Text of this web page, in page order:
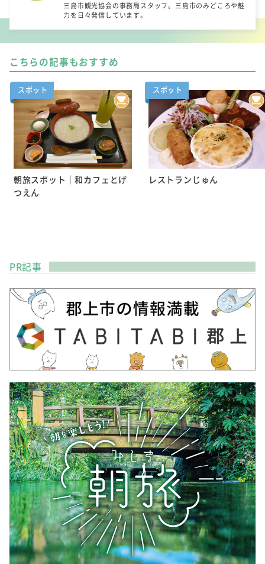
三島市観光協会の事務局スタッフ。三島市のみどころや魅
力を日々発信しています。
こちらの記事もおすすめ
スポット
朝旅スポット｜和カフェとげ
つえん
スポット
レストランじゅん
PR記事